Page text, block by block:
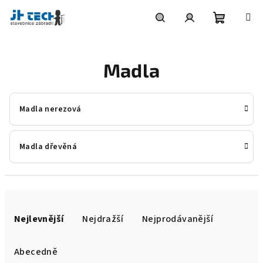
obsah
Madla
Madla nerezová
Madla dřevěná
Nejlevnější Nejdražší Nejprodávanější
Abecedně